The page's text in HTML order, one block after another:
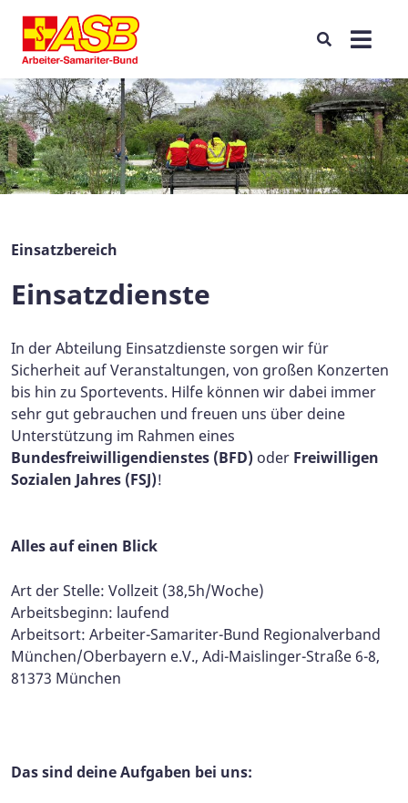
Einsatzbereich
Einsatzdienste
In der Abteilung Einsatzdienste sorgen wir für
Sicherheit auf Veranstaltungen, von großen Konzerten
bis hin zu Sportevents. Hilfe können wir dabei immer
sehr gut gebrauchen und freuen uns über deine
Unterstützung im Rahmen eines
Bundesfreiwilligendienstes (BFD) oder Freiwilligen
Sozialen Jahres (FSJ)!
Alles auf einen Blick
Art der Stelle: Vollzeit (38,5h/Woche)
Arbeitsbeginn: laufend
Arbeitsort: Arbeiter-Samariter-Bund Regionalverband
München/Oberbayern e.V., Adi-Maislinger-Straße 6-8,
81373 München
Das sind deine Aufgaben bei uns: